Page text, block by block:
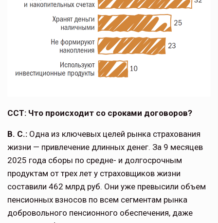
ССТ: Что происходит со сроками договоров?
В. С.: Одна из ключевых целей рынка страхования
жизни — привлечение длинных денег. За 9 месяцев
2025 года сборы по средне- и долгосрочным
продуктам от трех лет у страховщиков жизни
составили 462 млрд руб. Они уже превысили объем
пенсионных взносов по всем сегментам рынка
добровольного пенсионного обеспече­ния, даже